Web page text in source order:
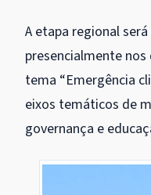
A etapa regional
presencialmente
tema “Emergência
eixos temáticos de
governança e